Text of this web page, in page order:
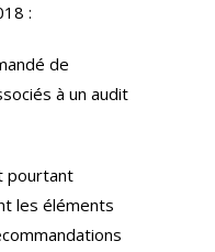
:
de
à un audit
pourtant
les éléments